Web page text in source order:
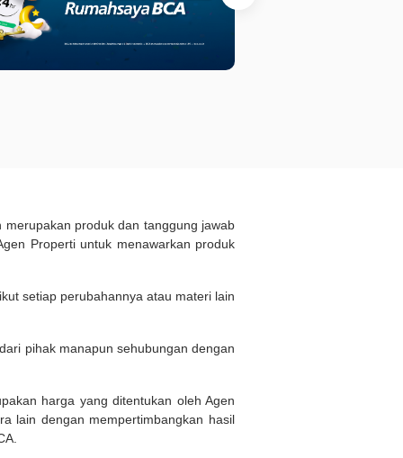
produk dan tanggung jawab
Properti untuk menawarkan produk
setiap perubahannya atau materi lain
pihak manapun sehubungan dengan
harga yang ditentukan oleh Agen
lain dengan mempertimbangkan hasil